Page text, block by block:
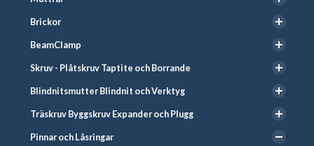
Brickor
BeamClamp
Skruv - Plåtskruv Taptite och Borrande
Blindnitsmutter Blindnit och Verktyg
Träskruv Byggskruv Expander och Plugg
Pinnar och Låsringar